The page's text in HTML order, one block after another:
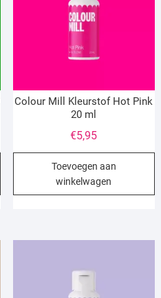
Colour Mill Kleurstof Hot Pink
20 ml
€5,95
Toevoegen aan
winkelwagen